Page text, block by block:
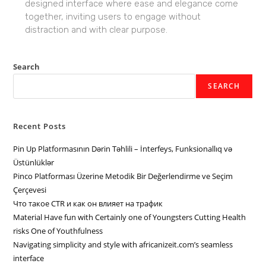
designed interface where ease and elegance come
together, inviting users to engage without
distraction and with clear purpose.
Search
SEARCH
Recent Posts
Pin Up Platformasının Dərin Təhlili – İnterfeys, Funksionallıq və
Üstünlüklər
Pinco Platforması Üzerine Metodik Bir Değerlendirme ve Seçim
Çerçevesi
Что такое CTR и как он влияет на трафик
Material Have fun with Certainly one of Youngsters Cutting Health
risks One of Youthfulness
Navigating simplicity and style with africanizeit.com’s seamless
interface